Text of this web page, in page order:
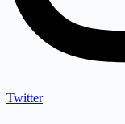
Twitter